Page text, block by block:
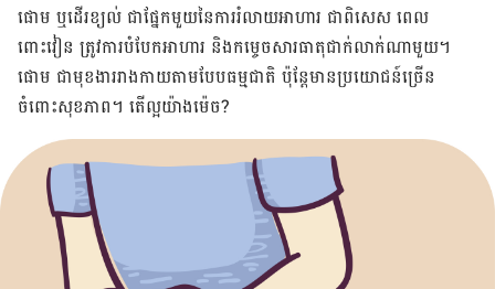
ផោម ឬ​ដើរខ្យល់ ជាផ្នែកមួយ​នៃ​ការ​រំលាយអាហារ ជាពិសេស ពេល
ពោះវៀន ត្រូវការ​បំបែក​អាហារ និង​កម្ចេច​សារធាតុ​ជាក់លាក់​ណាមួយ។
ផោម ជាមុខងារ​រាងកាយ​តាមបែប​ធម្មជាតិ ​ប៉ុន្ដែ​មាន​ប្រយោជន៍​ច្រើន
ចំពោះ​សុខភាព។ តើ​ល្អ​យ៉ាង​ម៉េច?